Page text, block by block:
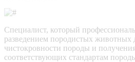
Специалист, который
разведением породистых животных
чистокровности породы и
соответствующих стандартам